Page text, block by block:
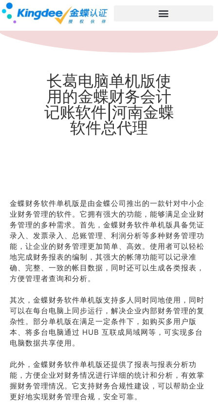
长葛电脑单机版使
用的金蝶财务会计
记账软件|河南金蝶
软件总代理
金蝶财务软件单机版是由金蝶公司推出的一款针对中小企
业财务管理的软件。它拥有强大的功能，能够满足企业财
务管理的多种需求。首先，金蝶财务软件单机版具备凭证
录入、发票录入、总账管理、利润分析等多种财务管理功
能，让企业的财务管理更加简单、高效。使用者可以轻松
地完成财务报表的编制，其强大的帐簿功能可以记录准
确、完整、一致的帐目数据，同时还可以生成各类报表，
方便管理者查询和分析。
其次，金蝶财务软件单机版支持多人同时同地使用，同时
可以在每台电脑上同步运行，解决企业内部财务管理的复
杂性。部分单机版在满足一定条件下，如购买多用户版
本、将多台电脑通过 HUB 互联成局域网等，可实现多台
电脑数据共享使用。
此外，金蝶财务软件单机版还提供了报表与报表分析功
能，方便企业对财务情况进行详细的统计和分析，有效掌
握财务管理情况。它支持财务合规性建设，可以帮助企业
更好地实现财务管理合规，安全可靠。